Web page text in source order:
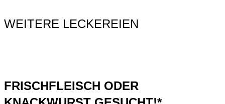
WEITERE LECKEREIEN
FRISCHFLEISCH ODER